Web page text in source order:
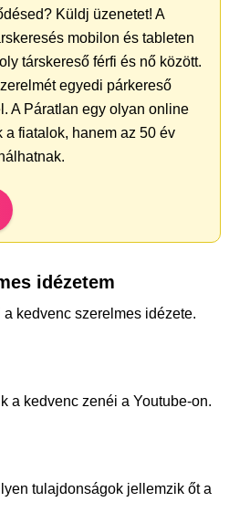
Küldj üzenetet! A
mobilon és tableten
társkereső férfi és nő között.
egyedi párkereső
A Páratlan egy olyan online
a fiatalok, hanem az 50 év
idézetem
a kedvenc szerelmes idézete.
a kedvenc zenéi a Youtube-on.
tulajdonságok jellemzik őt a